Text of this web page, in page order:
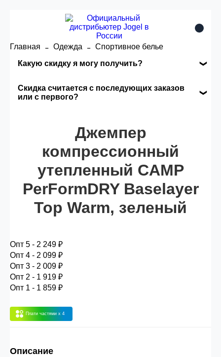
Главная Одежда
Спортивное белье
Какую скидку я могу получить?
заказа, общая сумма заказа считается по
розничной цене
Опт 5(25%) - сумма всех заказов за 6 месяцев -
25.000 рублей.
Опт 4 (30%) -сумма всех заказов за 6 месяцев -
Опт 3(33%)
Опт 1(38%) -
Скидка считается с последующих заказов
или с первого?
автоматически активизируется в корзине вашего
заказа.
Джемпер
компрессионный
утепленный CAMP
PerFormDRY Baselayer
Top Warm, зеленый
Опт 5 - 2 249 ₽
Опт 4 - 2 099 ₽
Опт 3 - 2 009 ₽
Опт 2 - 1 919 ₽
Опт 1 - 1 859 ₽
Плати частями x 4
Описание